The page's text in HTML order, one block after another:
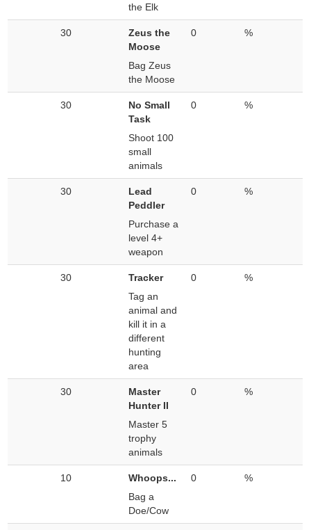
the Elk
30
Zeus the
Moose
Bag Zeus
the Moose
0 %
30
No Small
Task
Shoot 100
small
animals
0 %
30
Lead
Peddler
Purchase a
level 4+
weapon
0 %
30
Tracker
Tag an
animal and
kill it in a
different
hunting
area
0 %
30
Master
Hunter II
Master 5
trophy
animals
0 %
10
Whoops...
Bag a
Doe/Cow
0 %